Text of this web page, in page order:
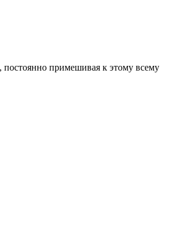
постоянно примешивая к этому всему